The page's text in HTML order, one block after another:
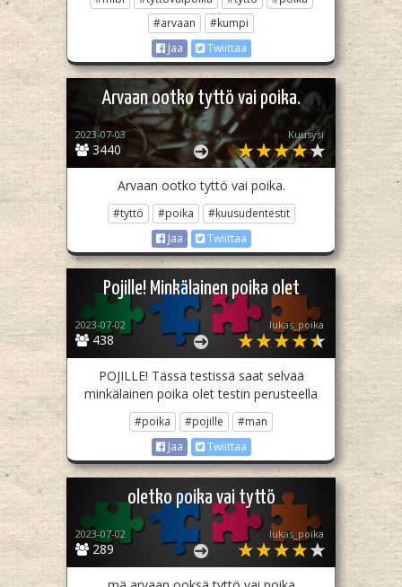
#arvaan
#kumpi
Jaa
Twiittaa
Arvaan ootko tyttö vai poika.
3440
2023-07-03 Kuusysi
Arvaan ootko tyttö vai poika.
#tyttö #poika
#kuusudentestit
Jaa
Twiittaa
Pojille! Minkälainen poika olet
438
2023-07-02 lukas_poika
POJILLE! Tässä testissä saat selvää
minkälainen poika olet testin perusteella
#poika #pojille
#man
Jaa
Twiittaa
oletko poika vai tyttö
289
2023-07-02 lukas_poika